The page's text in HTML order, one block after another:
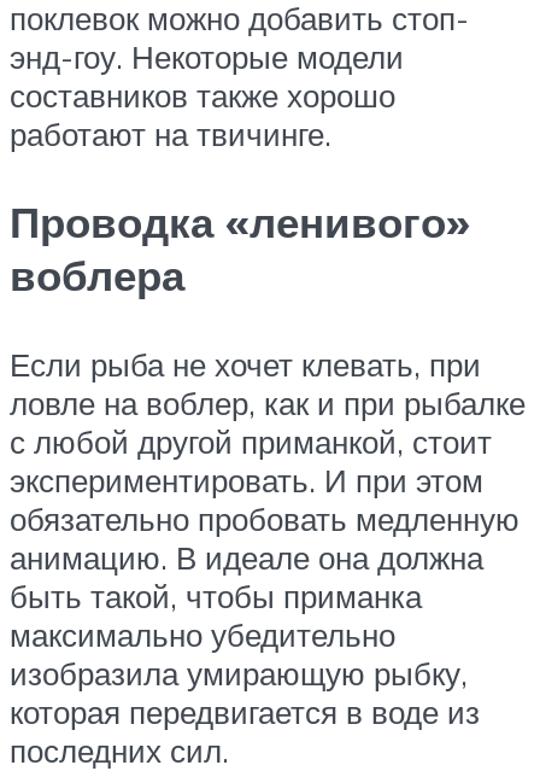
поклевок можно добавить стоп-
энд-гоу. Некоторые модели
составников также хорошо
работают на твичинге.
Проводка «ленивого»
воблера
Если рыба не хочет клевать, при
ловле на воблер, как и при рыбалке
с любой другой приманкой, стоит
экспериментировать. И при этом
обязательно пробовать медленную
анимацию. В идеале она должна
быть такой, чтобы приманка
максимально убедительно
изобразила умирающую рыбку,
которая передвигается в воде из
последних сил.